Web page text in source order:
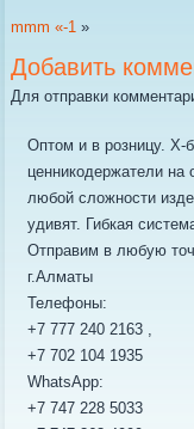
mmm «-1 »
Добавить
Для отправки
Оптом и в розницу. Х-
ценникодержатели на
любой сложности
удивят. Гибкая
Отправим в любую
г.Алматы
Телефоны:
+7 777 240 2163 ,
+7 702 104 1935
WhatsApp:
+7 747 228 5033